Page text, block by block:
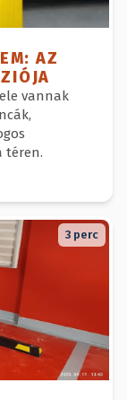
AZ
vannak
téren.
3 perc